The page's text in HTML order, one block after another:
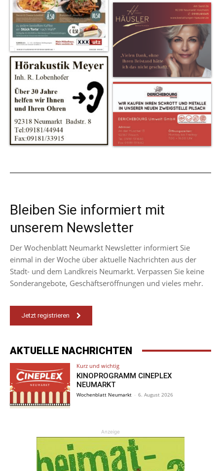
Bleiben Sie informiert mit
unserem Newsletter
Der Wochenblatt Neumarkt Newsletter informiert Sie
einmal in der Woche über aktuelle Nachrichten aus der
Stadt- und dem Landkreis Neumarkt. Verpassen Sie keine
Sonderangebote, Geschäftseröffnungen und vieles mehr.
Jetzt registrieren
AKTUELLE NACHRICHTEN
Kurz und wichtig
KINOPROGRAMM CINEPLEX
NEUMARKT
Wochenblatt Neumarkt - 6. August 2026
Anzeige